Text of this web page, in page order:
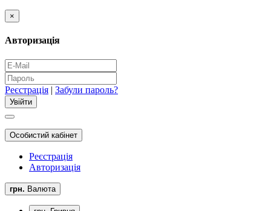
×
Авторизація
Реєстрація | Забули пароль?
Особистий кабінет
Реєстрація
Авторизація
грн. Валюта